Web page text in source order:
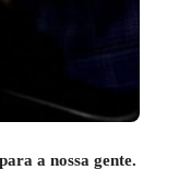
a nossa gente.